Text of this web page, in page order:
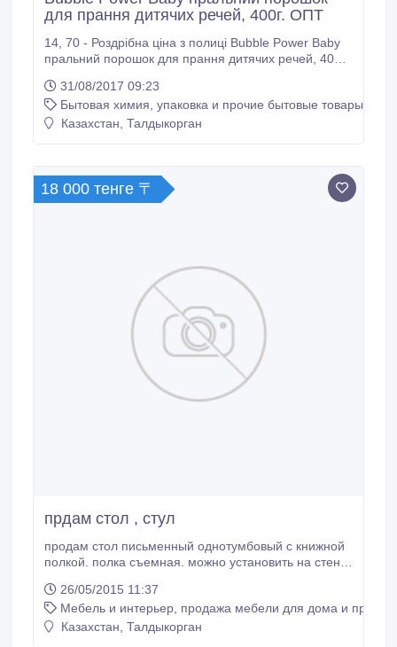
для прання дитячих речей, 400г. ОПТ
14, 70 - Роздрібна ціна з полиці Bubble Power Baby
пральний порошок для прання дитячих речей, 400г.
прання дитячої білизни. Після прання залишки
прального порошку бездоганно виполіскуються з
тканини. Для всіх типів пральних машин та для
31/08/2017 09:23
Бытовая химия, упаковка и прочие бытовые товары
Казахстан, Талдыкорган
18 000 тенге 〒
прдам стол , стул
продам стол письменный однотумбовый с книжной
полкой. полка съемная. можно установить на стену
дерево. в комплекте удобный складной стул..
26/05/2015 11:37
Мебель и интерьер, продажа мебели для дома и
Казахстан, Талдыкорган